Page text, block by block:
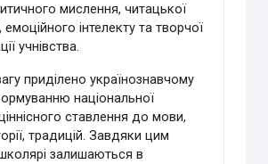
мислення, читацької
емоційного інтелекту та творчої
учнівства.
приділено українознавчому
національної
ставлення до мови,
традицій. Завдяки цим
залишаються в